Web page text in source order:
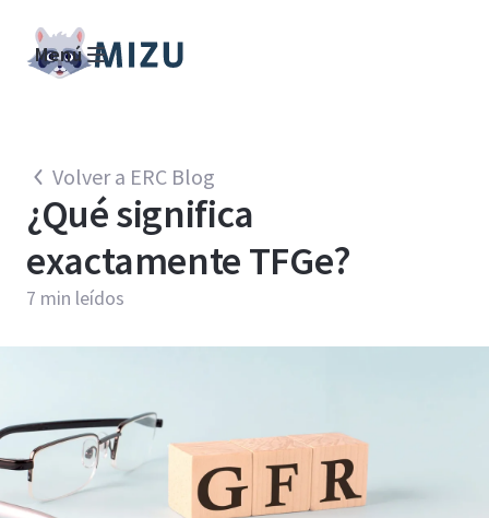
Menú
Volver a ERC Blog
¿Qué significa
exactamente TFGe?
7 min leídos